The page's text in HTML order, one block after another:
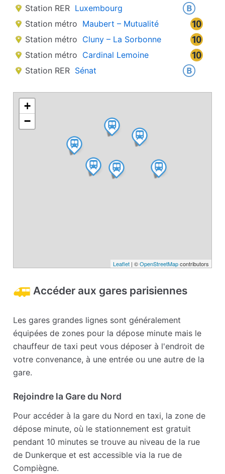
Station RER Luxembourg
Station métro Maubert – Mutualité
Station métro Cluny – La Sorbonne
Station métro Cardinal Lemoine
Station RER Sénat
+
−
Leaflet| ©OpenStreetMapcontributors
Accéder aux gares parisiennes
Les gares grandes lignes sont généralement
équipées de zones pour la dépose minute mais le
chauffeur de taxi peut vous déposer à l'endroit de
votre convenance, à une entrée ou une autre de la
gare.
Rejoindre la Gare du Nord
Pour accéder à la gare du Nord en taxi, la zone de
dépose minute, où le stationnement est gratuit
pendant 10 minutes se trouve au niveau de la rue
de Dunkerque et est accessible via la rue de
Compiègne.